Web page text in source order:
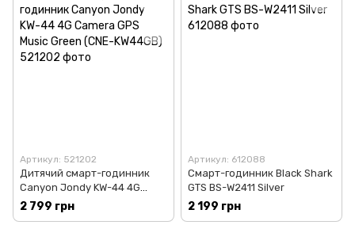
Артикул: 521202
Дитячий смарт-годинник
Canyon Jondy KW-44 4G
Camera GPS Music Green
(CNE-KW44GB)
2 799 грн
Артикул: 612088
Смарт-годинник Black Shark
GTS BS-W2411 Silver
2 199 грн